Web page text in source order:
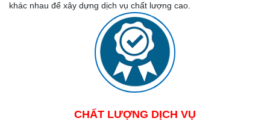
khác nhau để xây dựng dịch vụ chất lượng cao.
CHẤT LƯỢNG DỊCH VỤ